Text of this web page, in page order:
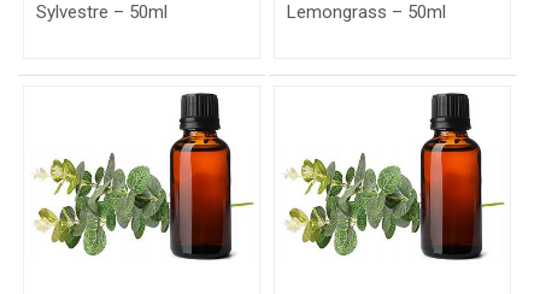
Sylvestre – 50ml
Lemongrass – 50ml